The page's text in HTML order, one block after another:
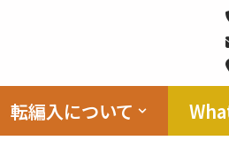
転編入について